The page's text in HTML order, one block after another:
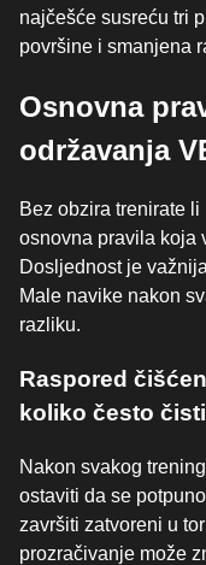
najčešće susreću tri
površine i smanjena
Osnovna
održavanja
Bez obzira trenirate
osnovna pravila koja
Dosljednost je
Male navike nakon
razliku.
Raspored
koliko često
Nakon svakog
ostaviti da se
završiti zatvoreni u
prozračivanje može